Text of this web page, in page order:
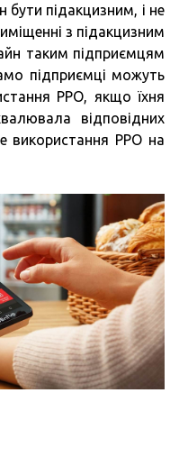
бути підакцизним, і не
з підакцизним
таким підприємцям
підприємці можуть
РРО, якщо їхня
відповідних
використання РРО на